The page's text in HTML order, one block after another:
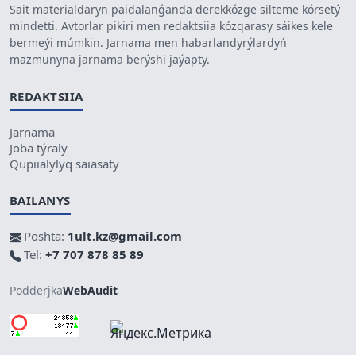
Sait materialdaryn paidalanǵanda derekkózge silteme kórsetý
mindetti. Avtorlar pikiri men redaktsiia kózqarasy sáikes kele
bermeýi múmkin. Jarnama men habarlandyrýlardyń
mazmunyna jarnama berýshi jaýapty.
REDAKTSIIA
Jarnama
Joba týraly
Qupiialylyq saiasaty
BAILANYS
Poshta: 1ult.kz@gmail.com
Tel: +7 707 878 85 89
PodderjkaWebAudit